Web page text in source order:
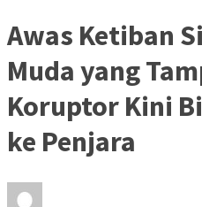
Awas Ketiban
Muda yang
Koruptor Kini
ke Penjara